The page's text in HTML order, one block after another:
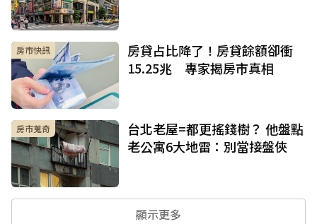
房市快訊
房貸占比降了！房貸餘額卻衝
15.25兆 專家揭房市真相
房市蒐奇
台北老屋=都更搖錢樹？ 他盤點
老公寓6大地雷：別當接盤俠
顯示更多